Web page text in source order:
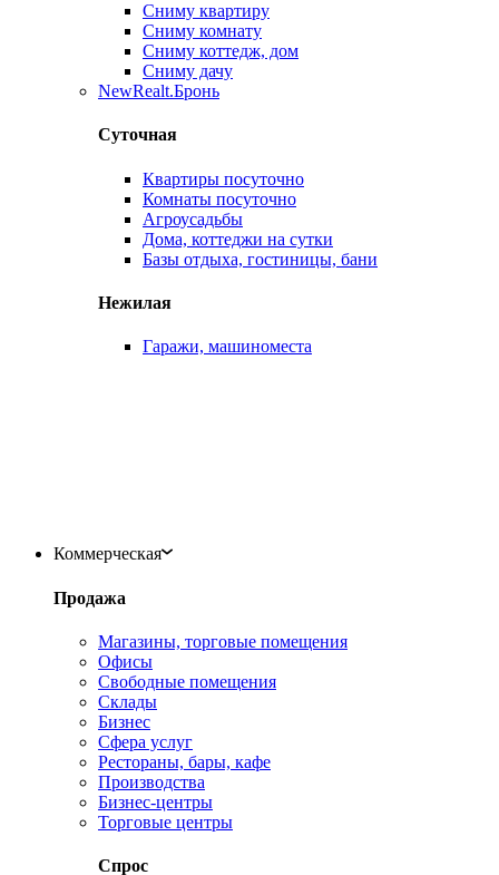
Сниму квартиру
Сниму комнату
Сниму коттедж, дом
Сниму дачу
NewRealt.Бронь
Суточная
Квартиры посуточно
Комнаты посуточно
Агроусадьбы
Дома, коттеджи на сутки
Базы отдыха, гостиницы, бани
Нежилая
Гаражи, машиноместа
Коммерческая
Продажа
Магазины, торговые помещения
Офисы
Свободные помещения
Склады
Бизнес
Сфера услуг
Рестораны, бары, кафе
Производства
Бизнес-центры
Торговые центры
Спрос